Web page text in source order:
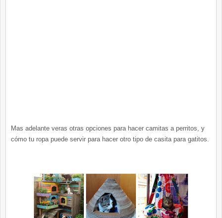
Mas adelante veras otras opciones para hacer camitas a perritos, y
cómo tu ropa puede servir para hacer otro tipo de casita para gatitos.